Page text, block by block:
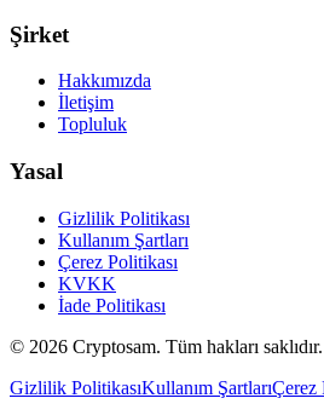
Şirket
Hakkımızda
İletişim
Topluluk
Yasal
Gizlilik Politikası
Kullanım Şartları
Çerez Politikası
KVKK
İade Politikası
© 2026 Cryptosam. Tüm hakları saklıdır.
Gizlilik PolitikasıKullanım ŞartlarıÇerez